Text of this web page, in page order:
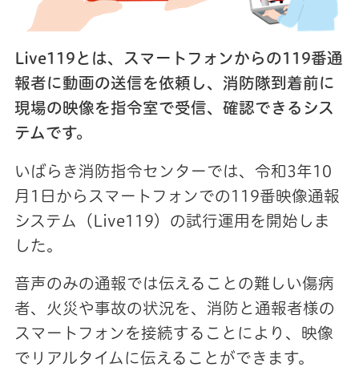
Live119とは、スマートフォンからの119番通
報者に動画の送信を依頼し、消防隊到着前に
現場の映像を指令室で受信、確認できるシス
テムです。
いばらき消防指令センターでは、令和3年10
月1日からスマートフォンでの119番映像通報
システム（Live119）の試行運用を開始しま
した。
音声のみの通報では伝えることの難しい傷病
者、火災や事故の状況を、消防と通報者様の
スマートフォンを接続することにより、映像
でリアルタイムに伝えることができます。